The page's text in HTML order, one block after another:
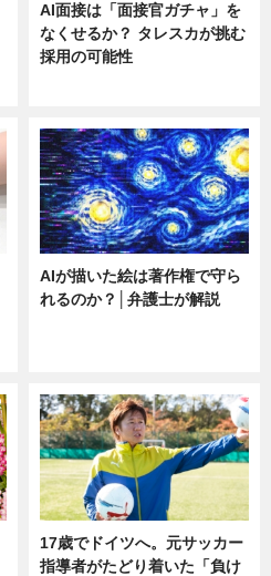
AI面接は「面接官ガチャ」を
なくせるか？ タレスカが挑む
採用の可能性
AIが描いた絵は著作権で守ら
れるのか？│弁護士が解説
17歳でドイツへ。元サッカー
指導者がたどり着いた「負け